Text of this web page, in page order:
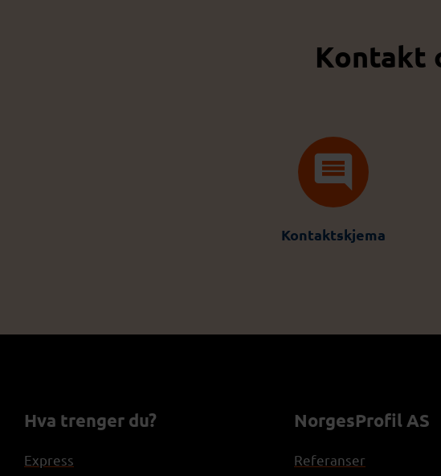
Kontakt
Kontaktskjema
Hva trenger du?
Express
NorgesProfil AS
Referanser